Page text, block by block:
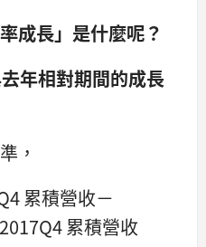
成長」是什麼呢？
年相對期間的成長
，
累積營收－
累積營收